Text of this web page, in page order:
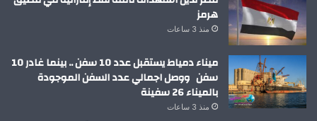
هرمز
منذ 3 ساعات
ميناء دمياط يستقبل عدد 10 سفن .. بينما غادر 10
سفن ووصل اجمالي عدد السفن الموجودة
بالميناء 26 سفينة
منذ 3 ساعات